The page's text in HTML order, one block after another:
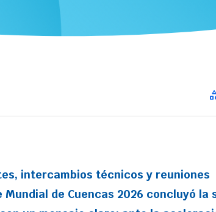
intercambios técnicos y reuniones
Mundial de Cuencas 2026 concluyó la